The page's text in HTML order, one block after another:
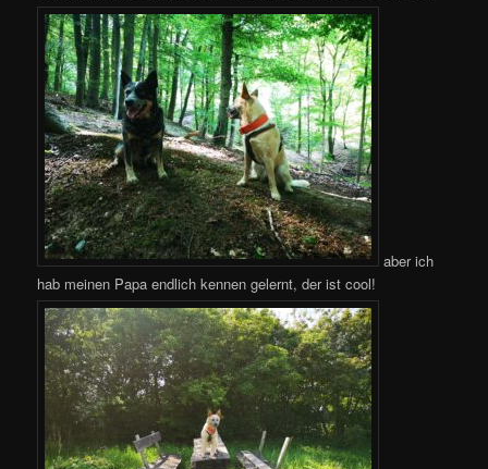
aber ich
hab meinen Papa endlich kennen gelernt, der ist cool!